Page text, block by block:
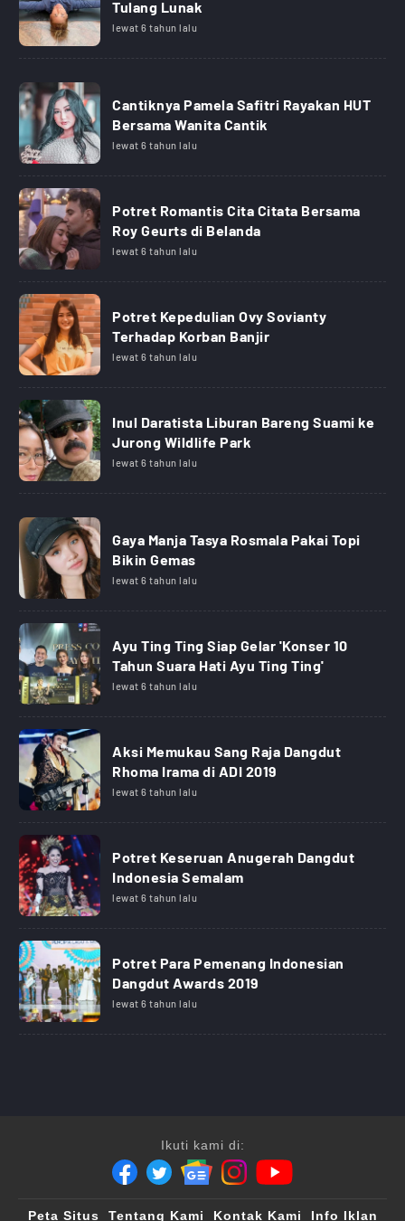
Tulang Lunak
lewat 6 tahun lalu
Cantiknya Pamela Safitri Rayakan HUT
Bersama Wanita Cantik
lewat 6 tahun lalu
Potret Romantis Cita Citata Bersama
Roy Geurts di Belanda
lewat 6 tahun lalu
Potret Kepedulian Ovy Sovianty
Terhadap Korban Banjir
lewat 6 tahun lalu
Inul Daratista Liburan Bareng Suami ke
Jurong Wildlife Park
lewat 6 tahun lalu
Gaya Manja Tasya Rosmala Pakai Topi
Bikin Gemas
lewat 6 tahun lalu
Ayu Ting Ting Siap Gelar 'Konser 10
Tahun Suara Hati Ayu Ting Ting'
lewat 6 tahun lalu
Aksi Memukau Sang Raja Dangdut
Rhoma Irama di ADI 2019
lewat 6 tahun lalu
Potret Keseruan Anugerah Dangdut
Indonesia Semalam
lewat 6 tahun lalu
Potret Para Pemenang Indonesian
Dangdut Awards 2019
lewat 6 tahun lalu
Ikuti kami di:
Peta Situs Tentang Kami Kontak Kami Info Iklan